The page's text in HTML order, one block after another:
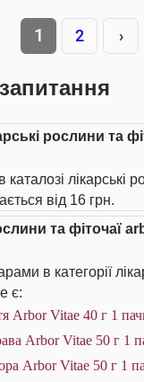
1 2 ›
рослини та
каталозі лікарські
від 16 грн.
та фіточаї
в категорії
є:
Arbor Vitae 40 г 1
Arbor Vitae 50 г 1
Arbor Vitae 50 г 1